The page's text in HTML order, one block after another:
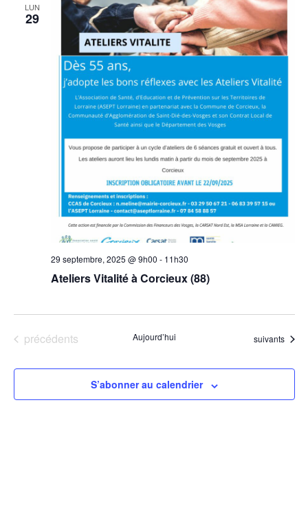
LUN
29
Ateliers Vitalité à Corcieux (88)
29 septembre, 2025 @ 9h00 - 11h30
Évènements
précédents Aujourd’hui Évènements
suivants
S’abonner au calendrier